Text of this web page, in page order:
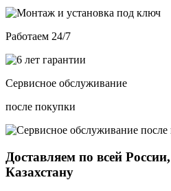
Работаем 24/7
Сервисное обслуживание
после покупки
Доставляем по всей
Казахстану